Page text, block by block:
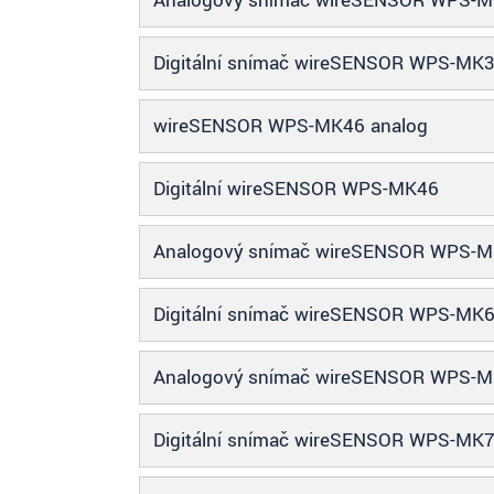
Digitální snímač wireSENSOR WPS-
wireSENSOR WPS-MK46 analog
Digitální wireSENSOR WPS-MK46
Analogový snímač wireSENSOR WPS-
Digitální snímač wireSENSOR WPS-
Analogový snímač wireSENSOR WPS-
Digitální snímač wireSENSOR WPS-
ODOSLAŤ SPRÁVU